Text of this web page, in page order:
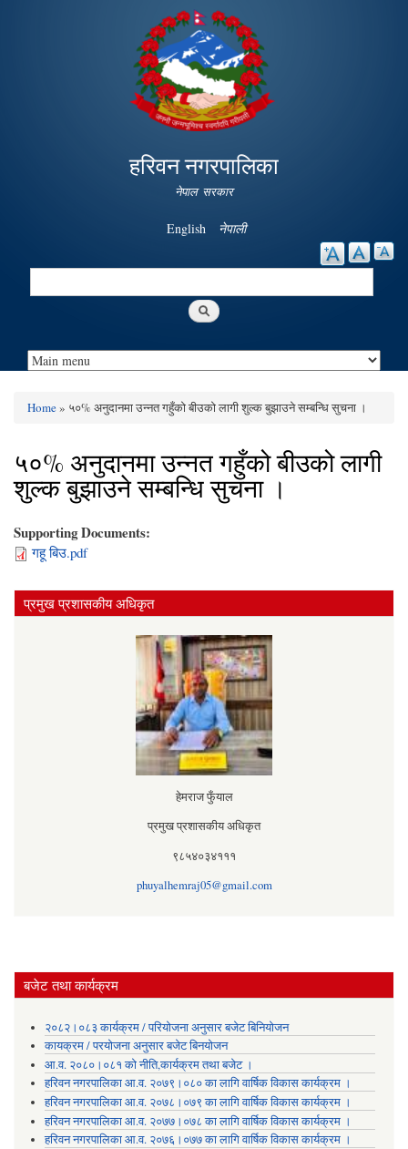
Skip to
main
content
हरिवन नगरपालिका
नेपाल सरकार
English नेपाली
Search
You are here
Home» ५०% अनुदानमा उन्नत गहुँको बीउको लागी शुल्क बुझाउने सम्बन्धि सुचना ।
५०% अनुदानमा उन्नत गहुँको बीउको लागी
शुल्क बुझाउने सम्बन्धि सुचना ।
Supporting Documents:
गहू बिउ.pdf
प्रमुख प्रशासकीय अधिकृत
हेमराज फुँयाल
प्रमुख प्रशासकीय अधिकृत
९८५४०३४१११
phuyalhemraj05@gmail.com
बजेट तथा कार्यक्रम
२०८२।०८३ कार्यक्रम / परियोजना अनुसार बजेट बिनियोजन
कायक्रम / परयोजना अनुसार बजेट बिनयोजन
आ.व. २०८०।०८१ को नीति,कार्यक्रम तथा बजेट ।
हरिवन नगरपालिका आ‍.व. २०७९।०८० का लागि वार्षिक विकास कार्यक्रम ।
हरिवन नगरपालिका आ‍.व. २०७८।०७९ का लागि वार्षिक विकास कार्यक्रम ।
हरिवन नगरपालिका आ‍.व. २०७७।०७८ का लागि वार्षिक विकास कार्यक्रम ।
हरिवन नगरपालिका आ‍.व. २०७६।०७७ का लागि वार्षिक विकास कार्यक्रम ।